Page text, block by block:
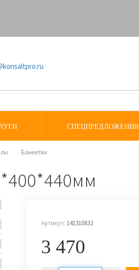
СПЕЦПРЕДЛОЖЕНИЯ
Банкетки
Артикул: 141310832
3 470